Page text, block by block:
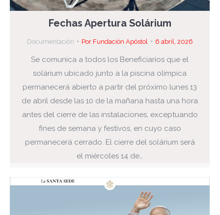
Fechas Apertura Solárium
Documentación Por Fundación Apóstol 6 abril, 2026
Se comunica a todos los Beneficiarios que el
solárium ubicado junto a la piscina olímpica
permanecerá abierto a partir del próximo lunes 13
de abril desde las 10 de la mañana hasta una hora
antes del cierre de las instalaciones, exceptuando
fines de semana y festivos, en cuyo caso
permanecerá cerrado. El cierre del solárium será
el miércoles 14 de…